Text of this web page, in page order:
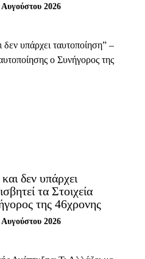
Αυγούστου 2026
δεν υπάρχει
τα Στοιχεία
της 46χρονης
Αυγούστου 2026